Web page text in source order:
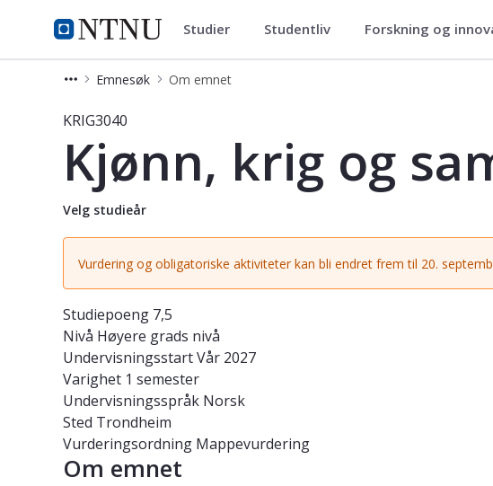
NTNU Hjemmeside
Studier Studier Studentliv Forskning og
Emnesøk Om emnet
Emne - Kjønn, krig og samfunn - KRIG3040
KRIG3040
Kjønn, krig og
Velg studieår
Vurdering og obligatoriske aktiviteter kan bli endret frem til 20.
Studiepoeng 7,5
Nivå Høyere grads nivå
UndervisningsstartVår 2027
Varighet 1 semester
Undervisningsspråk Norsk
Sted Trondheim
Vurderingsordning Mappevurdering
Om emnet